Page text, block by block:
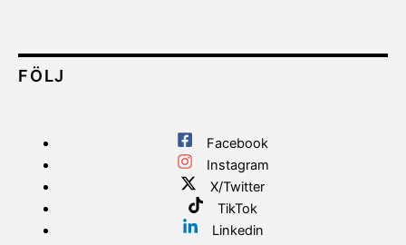
FÖLJ
Facebook
Instagram
X/Twitter
TikTok
Linkedin